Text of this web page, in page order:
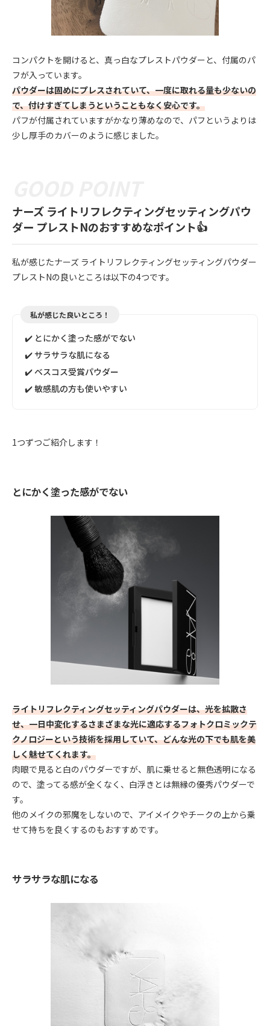
コンパクトを開けると、真っ白なプレストパウダーと、付属のパ
フが入っています。
パウダーは固めにプレスされていて、一度に取れる量も少ないの
で、付けすぎてしまうということもなく安心です。
パフが付属されていますがかなり薄めなので、パフというよりは
少し厚手のカバーのように感じました。
ナーズ ライトリフレクティングセッティングパウ
ダー プレストNのおすすめなポイント👍
私が感じたナーズ ライトリフレクティングセッティングパウダー
プレストNの良いところは以下の4つです。
私が感じた良いところ！
✔️ とにかく塗った感がでない
✔️ サラサラな肌になる
✔️ ベスコス受賞パウダー
✔️ 敏感肌の方も使いやすい
1つずつご紹介します！
とにかく塗った感がでない
ライトリフレクティングセッティングパウダーは、光を拡散さ
せ、一日中変化するさまざまな光に適応するフォトクロミックテ
クノロジーという技術を採用していて、どんな光の下でも肌を美
しく魅せてくれます。
肉眼で見ると白のパウダーですが、肌に乗せると無色透明になる
ので、塗ってる感が全くなく、白浮きとは無縁の優秀パウダーで
す。
他のメイクの邪魔をしないので、アイメイクやチークの上から乗
せて持ちを良くするのもおすすめです。
サラサラな肌になる